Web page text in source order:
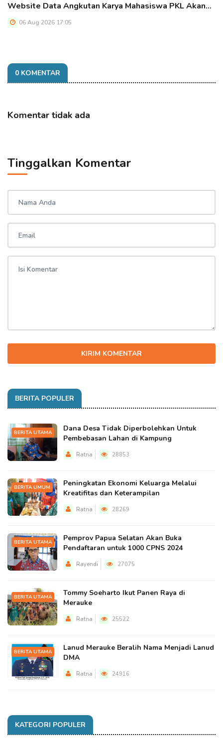
Website Data Angkutan Karya Mahasiswa PKL Akan…
06 Aug 2026 17:05
0 KOMENTAR
Komentar tidak ada
Tinggalkan Komentar
KIRIM KOMENTAR
BERITA POPULER
BERITA UTAMA
Dana Desa Tidak Diperbolehkan Untuk
Pembebasan Lahan di Kampung
Ratna 28853
BERITA UMUM
Peningkatan Ekonomi Keluarga Melalui
Kreatifitas dan Keterampilan
Ratna 28269
BERITA UTAMA
Pemprov Papua Selatan Akan Buka
Pendaftaran untuk 1000 CPNS 2024
Rayendi 27075
BERITA UTAMA
Tommy Soeharto Ikut Panen Raya di
Merauke
Ratna 25522
BERITA UTAMA
Lanud Merauke Beralih Nama Menjadi Lanud
DMA
Ratna 24916
KATEGORI POPULER